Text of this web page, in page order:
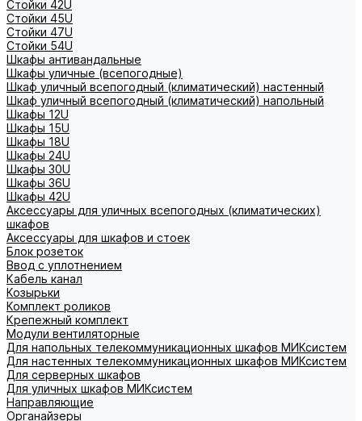
Стойки 42U
Стойки 45U
Стойки 47U
Стойки 54U
Шкафы антивандальные
Шкафы уличные (всепогодные)
Шкаф уличный всепогодный (климатический) настенный
Шкаф уличный всепогодный (климатический) напольный
Шкафы 12U
Шкафы 15U
Шкафы 18U
Шкафы 24U
Шкафы 30U
Шкафы 36U
Шкафы 42U
Аксессуары для уличных всепогодных (климатических)
шкафов
Аксессуары для шкафов и стоек
Блок розеток
Ввод с уплотнением
Кабель канал
Козырьки
Комплект роликов
Крепежный комплект
Модули вентиляторные
Для напольных телекоммуникационных шкафов МИКсистем
Для настенных телекоммуникационных шкафов МИКсистем
Для серверных шкафов
Для уличных шкафов МИКсистем
Направляющие
Органайзеры